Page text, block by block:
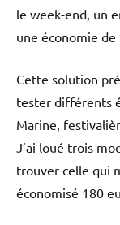
le week-end, un
une économie de
Cette solution
tester différents
Marine,
J’ai loué trois
trouver celle qui
économisé 180